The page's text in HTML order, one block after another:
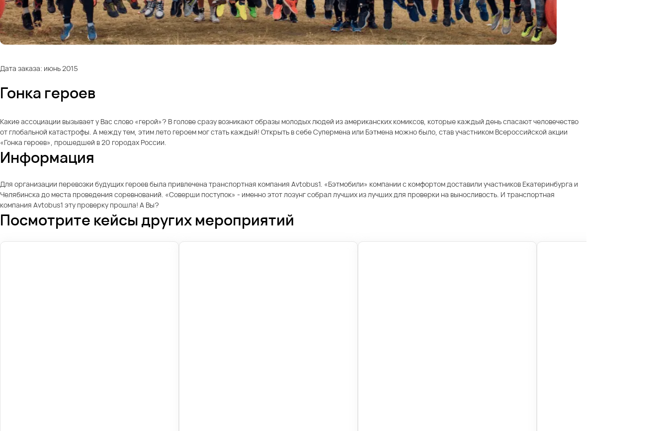
Дата заказа: июнь 2015
Гонка героев
Какие ассоциации вызывает у Вас слово «герой»? В голове сразу возникают образы молодых людей из американских комиксов, которые каждый день спасают человечество
от глобальной катастрофы. А между тем, этим лето героем мог стать каждый! Открыть в себе Супермена или Бэтмена можно было, став участником Всероссийской акции
«Гонка героев», прошедшей в 20 городах России.
Информация
Для организации перевозки будущих героев была привлечена транспортная компания Avtobus1. «Бэтмобили» компании с комфортом доставили участников Екатеринбурга и
Челябинска до места проведения соревнований. «Соверши поступок» - именно этот лозунг собрал лучших из лучших для проверки на выносливость. И транспортная
компания Avtobus1 эту проверку прошла! А Вы?
Посмотрите кейсы других мероприятий